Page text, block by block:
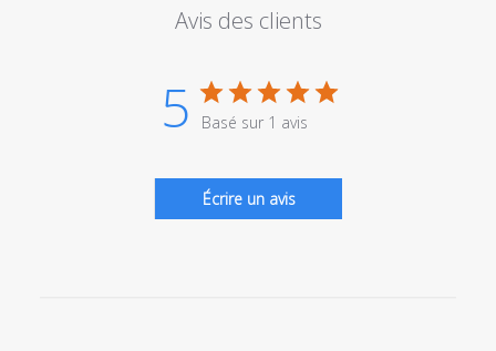
Avis des clients
5 Basé sur 1 avis
Écrire un avis